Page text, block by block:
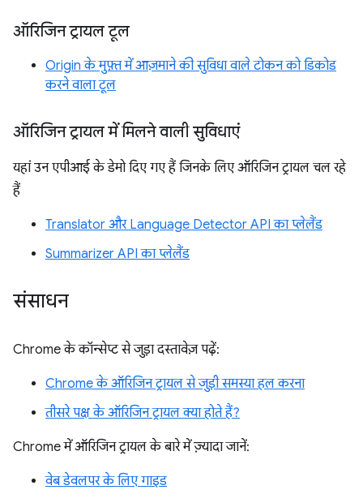
ऑरिजिन ट्रायल टूल
Origin के मुफ़्त में आज़माने की सुविधा वाले टोकन को डिकोड
करने वाला टूल
ऑरिजिन ट्रायल में मिलने वाली सुविधाएं
यहां उन एपीआई के डेमो दिए गए हैं जिनके लिए ऑरिजिन ट्रायल चल रहे
हैं
Translator और Language Detector API का प्लेलैंड
Summarizer API का प्लेलैंड
संसाधन
Chrome के कॉन्सेप्ट से जुड़ा दस्तावेज़ पढ़ें:
Chrome के ऑरिजिन ट्रायल से जुड़ी समस्या हल करना
तीसरे पक्ष के ऑरिजिन ट्रायल क्या होते हैं?
Chrome में ऑरिजिन ट्रायल के बारे में ज़्यादा जानें:
वेब डेवलपर के लिए गाइड